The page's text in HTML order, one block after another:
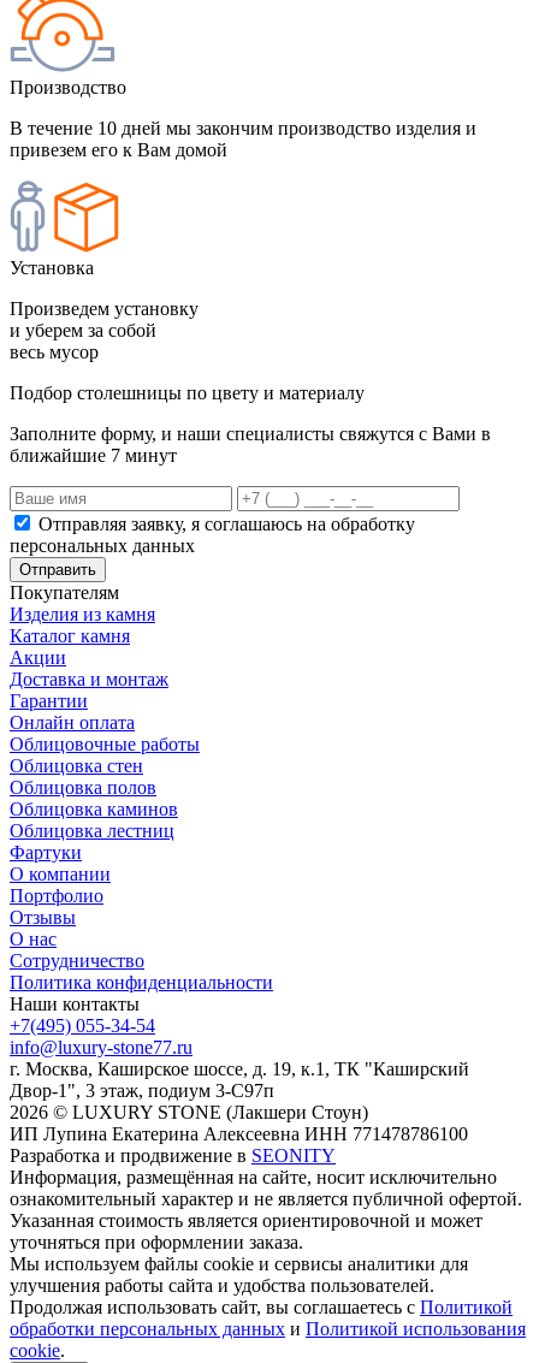
Производство
В течение 10 дней мы закончим производство изделия и
привезем его к Вам домой
Установка
Произведем установку
и уберем за собой
весь мусор
Подбор столешницы по цвету и материалу
Заполните форму, и наши специалисты свяжутся с Вами в
ближайшие 7 минут
Отправляя заявку, я соглашаюсь на обработку
персональных данных
Отправить
Покупателям
Изделия из камня
Каталог камня
Акции
Доставка и монтаж
Гарантии
Онлайн оплата
Облицовочные работы
Облицовка стен
Облицовка полов
Облицовка каминов
Облицовка лестниц
Фартуки
О компании
Портфолио
Отзывы
О нас
Сотрудничество
Политика конфиденциальности
Наши контакты
+7(495) 055-34-54
info@luxury-stone77.ru
г. Москва, Каширское шоссе, д. 19, к.1, ТК "Каширский
Двор-1", 3 этаж, подиум 3-С97п
2026 © LUXURY STONE (Лакшери Стоун)
ИП Лупина Екатерина Алексеевна ИНН 771478786100
Разработка и продвижение в SEONITY
Информация, размещённая на сайте, носит исключительно
ознакомительный характер и не является публичной офертой.
Указанная стоимость является ориентировочной и может
уточняться при оформлении заказа.
Мы используем файлы cookie и сервисы аналитики для
улучшения работы сайта и удобства пользователей.
Продолжая использовать сайт, вы соглашаетесь с Политикой
обработки персональных данных и Политикой использования
cookie.